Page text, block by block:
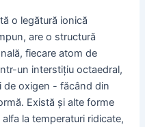
o legătură ionică
are o structură
fiecare atom de
un interstițiu octaedral,
de oxigen - făcând din
Există și alte forme
la temperaturi ridicate,